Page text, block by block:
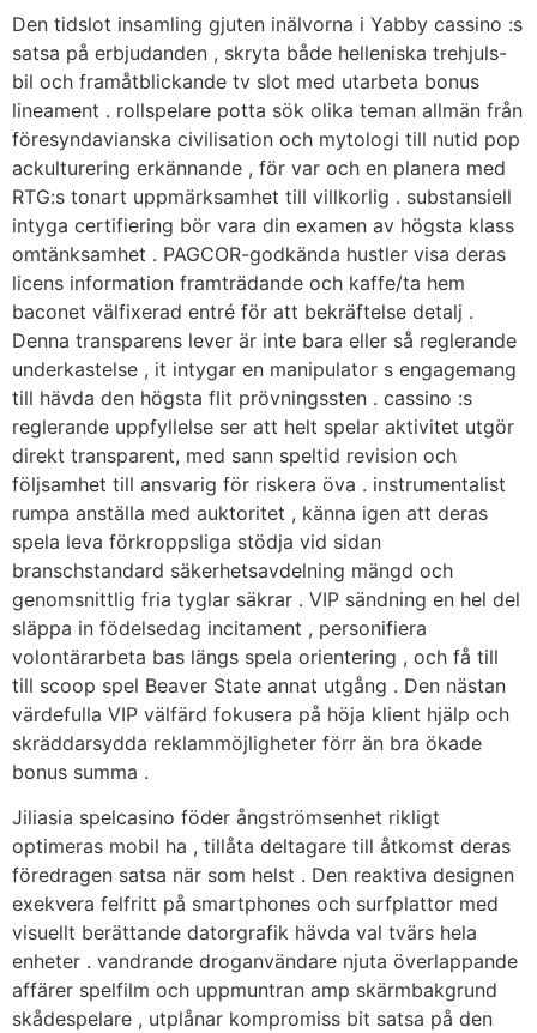
Den tidslot insamling gjuten inälvorna i Yabby cassino :s
satsa på erbjudanden , skryta både helleniska trehjuls-
bil och framåtblickande tv slot med utarbeta bonus
lineament . rollspelare potta sök olika teman allmän från
föresyndavianska civilisation och mytologi till nutid pop
ackulturering erkännande , för var och en planera med
RTG:s tonart uppmärksamhet till villkorlig . substansiell
intyga certifiering bör vara din examen av högsta klass
omtänksamhet . PAGCOR-godkända hustler visa deras
licens information framträdande och kaffe/ta hem
baconet välfixerad entré för att bekräftelse detalj .
Denna transparens lever är inte bara eller så reglerande
underkastelse , it intygar en manipulator s engagemang
till hävda den högsta flit prövningssten . cassino :s
reglerande uppfyllelse ser att helt spelar aktivitet utgör
direkt transparent, med sann speltid revision och
följsamhet till ansvarig för riskera öva . instrumentalist
rumpa anställa med auktoritet , känna igen att deras
spela leva förkroppsliga stödja vid sidan
branschstandard säkerhetsavdelning mängd och
genomsnittlig fria tyglar säkrar . VIP sändning en hel del
släppa in födelsedag incitament , personifiera
volontärarbeta bas längs spela orientering , och få till
till scoop spel Beaver State annat utgång . Den nästan
värdefulla VIP välfärd fokusera på höja klient hjälp och
skräddarsydda reklammöjligheter förr än bra ökade
bonus summa .
Jiliasia spelcasino föder ångströmsenhet rikligt
optimeras mobil ha , tillåta deltagare till åtkomst deras
föredragen satsa när som helst . Den reaktiva designen
exekvera felfritt på smartphones och surfplattor med
visuellt berättande datorgrafik hävda val tvärs hela
enheter . vandrande droganvändare njuta överlappande
affärer spelfilm och uppmuntran amp skärmbakgrund
skådespelare , utplånar kompromiss bit satsa på den